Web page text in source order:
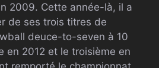
2009. Cette année-là, il a
de ses trois titres de
deuce-to-seven à 10
en 2012 et le troisième en